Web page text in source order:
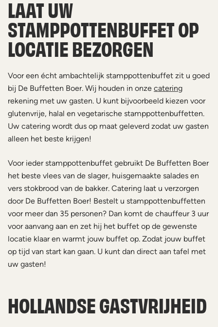
LAAT UW
STAMPPOTTENBUFFET OP
LOCATIE BEZORGEN
Voor een écht ambachtelijk stamppottenbuffet zit u goed
bij De Buffetten Boer. Wij houden in onze catering
rekening met uw gasten. U kunt bijvoorbeeld kiezen voor
glutenvrije, halal en vegetarische stamppottenbuffetten.
Uw catering wordt dus op maat geleverd zodat uw gasten
alleen het beste krijgen!
Voor ieder stamppottenbuffet gebruikt De Buffetten Boer
het beste vlees van de slager, huisgemaakte salades en
vers stokbrood van de bakker. Catering laat u verzorgen
door De Buffetten Boer! Bestelt u stamppottenbuffetten
voor meer dan 35 personen? Dan komt de chauffeur 3 uur
voor aanvang aan en zet hij het buffet op de gewenste
locatie klaar en warmt jouw buffet op. Zodat jouw buffet
op tijd van start kan gaan. U kunt dan direct aan tafel met
uw gasten!
HOLLANDSE GASTVRIJHEID